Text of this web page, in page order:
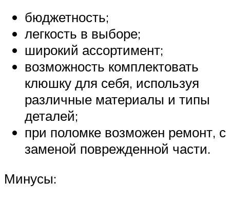
бюджетность;
легкость в выборе;
широкий ассортимент;
возможность комплектовать
клюшку для себя, используя
различные материалы и типы
деталей;
при поломке возможен ремонт, с
заменой поврежденной части.
Минусы: